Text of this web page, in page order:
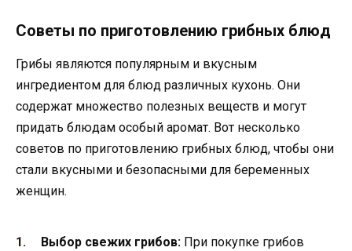
Советы по приготовлению грибных блюд
Грибы являются популярным и вкусным
ингредиентом для блюд различных кухонь. Они
содержат множество полезных веществ и могут
придать блюдам особый аромат. Вот несколько
советов по приготовлению грибных блюд, чтобы они
стали вкусными и безопасными для беременных
женщин.
Выбор свежих грибов: При покупке грибов